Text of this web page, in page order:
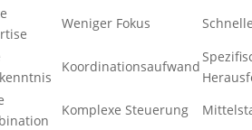
Weniger Fokus
Koordinationsaufwand
Komplexe Steuerung